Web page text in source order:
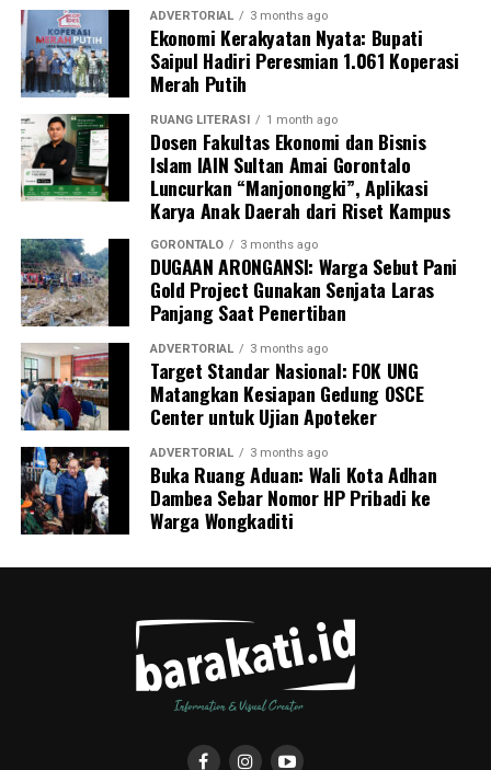
“Kehadiran mahasiswa mempercepat jangkauan skema
active case findingTBC yang dicanangkan pemerintah.
Sinergi multisektor antara perguruan tinggi, dinas
kesehatan, puskesmas, dan pemerintah desa seperti
inilah yang menjadi kunci sukses pembentukan
masyarakat sadar sehat,” jelas Dr. Vivien.
Masyarakat Desa Luwoo menyambut antusias agenda
terpadu ini. Ratusan warga memanfaatkan layanan
pemeriksaan kesehatan gratis sekaligus berkonsultasi
mengenai pola hidup bersih dan sehat (PHBS)
pencegahan tuberkulosis.
ADVERTORIAL 3 months ago
Ekonomi Kerakyatan Nyata: Bupati
Saipul Hadiri Peresmian 1.061 Koperasi
Merah Putih
RUANG LITERASI 1 month ago
Dosen Fakultas Ekonomi dan Bisnis
Islam IAIN Sultan Amai Gorontalo
Luncurkan “Manjonongki”, Aplikasi
Karya Anak Daerah dari Riset Kampus
GORONTALO 3 months ago
DUGAAN ARONGANSI: Warga Sebut Pani
Gold Project Gunakan Senjata Laras
Panjang Saat Penertiban
ADVERTORIAL 3 months ago
Target Standar Nasional: FOK UNG
Matangkan Kesiapan Gedung OSCE
Center untuk Ujian Apoteker
ADVERTORIAL 3 months ago
Buka Ruang Aduan: Wali Kota Adhan
Dambea Sebar Nomor HP Pribadi ke
Warga Wongkaditi